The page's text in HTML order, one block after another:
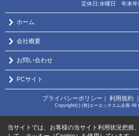
定休日:水曜日 年末年
ホーム
会社概要
お問い合わせ
PCサイト
プライバシーポリシー 利用規約
Copyright(c) (有)エーエッチエム企画 All
当サイトでは、お客様の当サイト利用状況把握